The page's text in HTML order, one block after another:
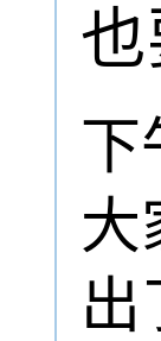
下
大
出